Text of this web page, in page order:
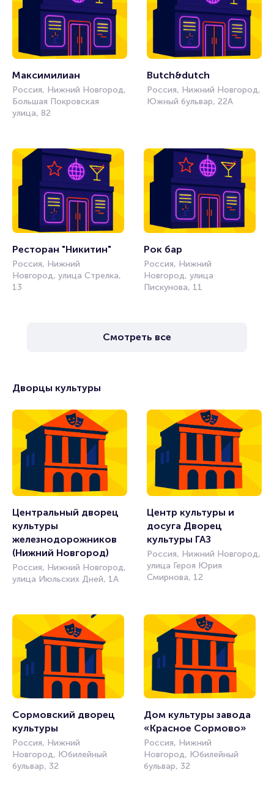
Максимилиан
Россия, Нижний Новгород,
Большая Покровская
улица, 82
Butch&dutch
Россия, Нижний Новгород,
Южный бульвар, 22А
Ресторан "Никитин"
Россия, Нижний
Новгород, улица Стрелка,
13
Рок бар
Россия, Нижний
Новгород, улица
Пискунова, 11
Смотреть все
Дворцы культуры
Центральный дворец
культуры
железнодорожников
(Нижний Новгород)
Россия, Нижний Новгород,
улица Июльских Дней, 1А
Центр культуры и
досуга Дворец
культуры ГАЗ
Россия, Нижний Новгород,
улица Героя Юрия
Смирнова, 12
Сормовский дворец
культуры
Россия, Нижний
Новгород, Юбилейный
бульвар, 32
Дом культуры завода
«Красное Сормово»
Россия, Нижний
Новгород, Юбилейный
бульвар, 32